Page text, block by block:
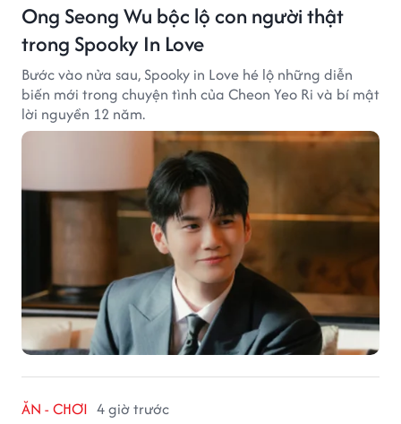
Ong Seong Wu bộc lộ con người thật
trong Spooky In Love
Bước vào nửa sau, Spooky in Love hé lộ những diễn
biến mới trong chuyện tình của Cheon Yeo Ri và bí mật
lời nguyền 12 năm.
ĂN - CHƠI 4 giờ trước